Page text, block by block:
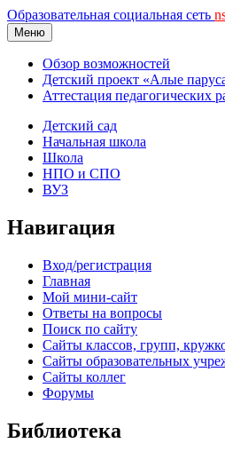
Образовательная социальная сеть
Меню
Обзор возможностей
Детский проект «Алые
Аттестация педагогических
Детский сад
Начальная школа
Школа
НПО и СПО
ВУЗ
Навигация
Вход/регистрация
Главная
Мой мини-сайт
Ответы на вопросы
Поиск по сайту
Сайты классов, групп,
Сайты образовательных
Сайты коллег
Форумы
Библиотека